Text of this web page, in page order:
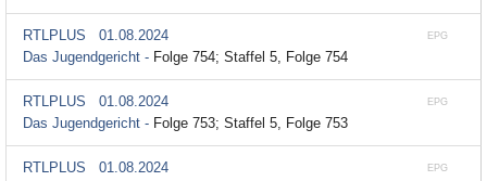
EPG
RTLPLUS
01.08.2024
Das Jugendgericht - Folge 754; Staffel 5, Folge 754
EPG
RTLPLUS
01.08.2024
Das Jugendgericht - Folge 753; Staffel 5, Folge 753
EPG
RTLPLUS
01.08.2024